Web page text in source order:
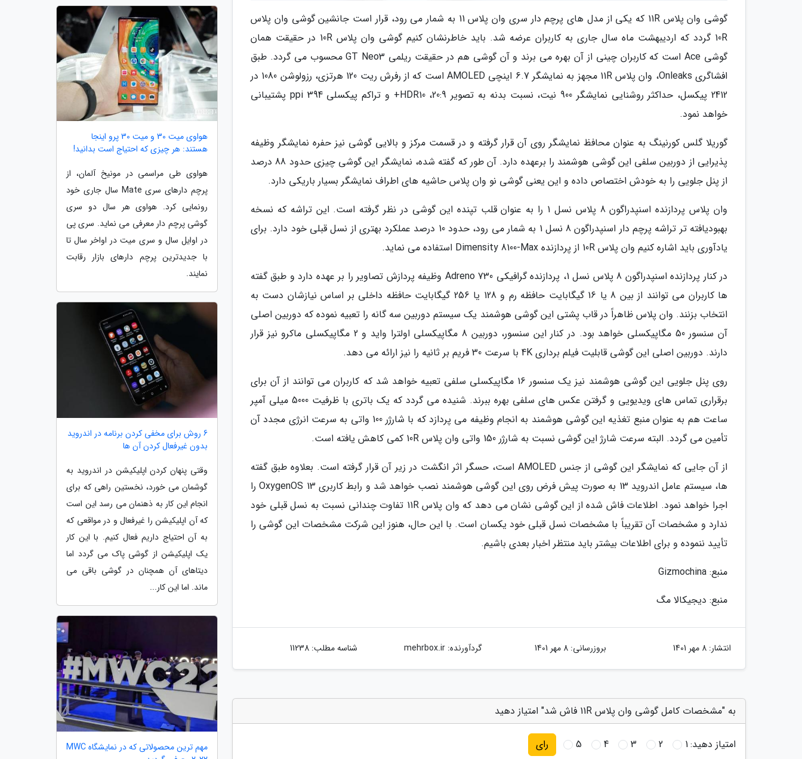
گوشی وان پلاس 11R که یکی از مدل های پرچم دار سری وان پلاس 11 به شمار می رود، قرار است جانشین گوشی وان پلاس
10R گردد که اردیبهشت ماه سال جاری به کاربران عرضه شد. باید خاطرنشان کنیم گوشی وان پلاس 10R در حقیقت همان
گوشی Ace است که کاربران چینی از آن بهره می برند و آن گوشی هم در حقیقت ریلمی GT Neo3 محسوب می گردد. طبق
افشاگری Onleaks، وان پلاس 11R مجهز به نمایشگر 6.7 اینچی AMOLED است که از رفرش ریت 120 هرتزی، رزولوشن 1080 در
2412 پیکسل، حداکثر روشنایی نمایشگر 900 نیت، نسبت بدنه به تصویر 20:9، HDR10+ و تراکم پیکسلی 394 ppi پشتیبانی
خواهد نمود.
گوریلا گلس کورنینگ به عنوان محافظ نمایشگر روی آن قرار گرفته و در قسمت مرکز و بالایی گوشی نیز حفره نمایشگر وظیفه
پذیرایی از دوربین سلفی این گوشی هوشمند را برعهده دارد. آن طور که گفته شده، نمایشگر این گوشی چیزی حدود 88 درصد
از پنل جلویی را به خودش اختصاص داده و این یعنی گوشی نو وان پلاس حاشیه های اطراف نمایشگر بسیار باریکی دارد.
وان پلاس پردازنده اسنپدراگون 8 پلاس نسل 1 را به عنوان قلب تپنده این گوشی در نظر گرفته است. این تراشه که نسخه
بهبودیافته تر تراشه پرچم دار اسنپدراگون 8 نسل 1 به شمار می رود، حدود 10 درصد عملکرد بهتری از نسل قبلی خود دارد. برای
یادآوری باید اشاره کنیم وان پلاس 10R از پردازنده Dimensity 8100-Max استفاده می نماید.
در کنار پردازنده اسنپدراگون 8 پلاس نسل 1، پردازنده گرافیکی Adreno 730 وظیفه پردازش تصاویر را بر عهده دارد و طبق گفته
ها کاربران می توانند از بین 8 یا 16 گیگابایت حافظه رم و 128 یا 256 گیگابایت حافظه داخلی بر اساس نیازشان دست به
انتخاب بزنند. وان پلاس ظاهراً در قاب پشتی این گوشی هوشمند یک سیستم دوربین سه گانه را تعبیه نموده که دوربین اصلی
آن سنسور 50 مگاپیکسلی خواهد بود. در کنار این سنسور، دوربین 8 مگاپیکسلی اولترا واید و 2 مگاپیکسلی ماکرو نیز قرار
دارند. دوربین اصلی این گوشی قابلیت فیلم برداری 4K با سرعت 30 فریم بر ثانیه را نیز ارائه می دهد.
روی پنل جلویی این گوشی هوشمند نیز یک سنسور 16 مگاپیکسلی سلفی تعبیه خواهد شد که کاربران می توانند از آن برای
برقراری تماس های ویدیویی و گرفتن عکس های سلفی بهره ببرند. شنیده می گردد که یک باتری با ظرفیت 5000 میلی آمپر
ساعت هم به عنوان منبع تغذیه این گوشی هوشمند به انجام وظیفه می پردازد که با شارژر 100 واتی به سرعت انرژی مجدد آن
تأمین می گردد. البته سرعت شارژ این گوشی نسبت به شارژر 150 واتی وان پلاس 10R کمی کاهش یافته است.
از آن جایی که نمایشگر این گوشی از جنس AMOLED است، حسگر اثر انگشت در زیر آن قرار گرفته است. بعلاوه طبق گفته
ها، سیستم عامل اندروید 13 به صورت پیش فرض روی این گوشی هوشمند نصب خواهد شد و رابط کاربری OxygenOS 13 را
اجرا خواهد نمود. اطلاعات فاش شده از این گوشی نشان می دهد که وان پلاس 11R تفاوت چندانی نسبت به نسل قبلی خود
ندارد و مشخصات آن تقریباً با مشخصات نسل قبلی خود یکسان است. با این حال، هنوز این شرکت مشخصات این گوشی را
تأیید ننموده و برای اطلاعات بیشتر باید منتظر اخبار بعدی باشیم.
منبع: Gizmochina
منبع: دیجیکالا مگ
انتشار: 8 مهر 1401 بروزرسانی: 8 مهر 1401 گردآورنده:mehrbox.ir شناسه مطلب: 11238
به "مشخصات کامل گوشی وان پلاس 11R فاش شد" امتیاز دهید
امتیاز دهید:1
2
3
4
5 رای
هواوی میت 30 و میت 30 پرو اینجا
هستند: هر چیزی که احتیاج است بدانید!
هواوی طی مراسمی در مونیخ آلمان، از
پرچم دارهای سری Mate سال جاری خود
رونمایی کرد. هواوی هر سال دو سری
گوشی پرچم دار معرفی می نماید. سری پی
در اوایل سال و سری میت در اواخر سال تا
با جدیدترین پرچم دارهای بازار رقابت
نمایند.
6 روش برای مخفی کردن برنامه در اندروید
بدون غیرفعال کردن آن ها
وقتی پنهان کردن اپلیکیشن در اندروید به
گوشمان می خورد، نخستین راهی که برای
انجام این کار به ذهنمان می رسد این است
که آن اپلیکیشن را غیرفعال و در مواقعی که
به آن احتیاج داریم فعال کنیم. با این کار
یک اپلیکیشن از گوشی پاک می گردد اما
دیتاهای آن همچنان در گوشی باقی می
ماند. اما این کار...
مهم ترین محصولاتی که در نمایشگاه MWC